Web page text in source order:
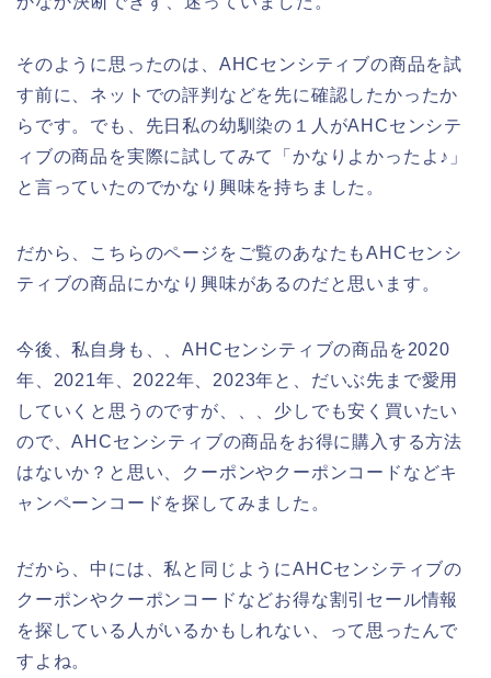
そのように思ったのは、AHCセンシティブの商品を試
す前に、ネットでの評判などを先に確認したかったか
らです。でも、先日私の幼馴染の１人がAHCセンシテ
ィブの商品を実際に試してみて「かなりよかったよ♪」
と言っていたのでかなり興味を持ちました。
だから、こちらのページをご覧のあなたもAHCセンシ
ティブの商品にかなり興味があるのだと思います。
今後、私自身も、、AHCセンシティブの商品を2020
年、2021年、2022年、2023年と、だいぶ先まで愛用
していくと思うのですが、、、少しでも安く買いたい
ので、AHCセンシティブの商品をお得に購入する方法
はないか？と思い、クーポンやクーポンコードなどキ
ャンペーンコードを探してみました。
だから、中には、私と同じようにAHCセンシティブの
クーポンやクーポンコードなどお得な割引セール情報
を探している人がいるかもしれない、って思ったんで
すよね。